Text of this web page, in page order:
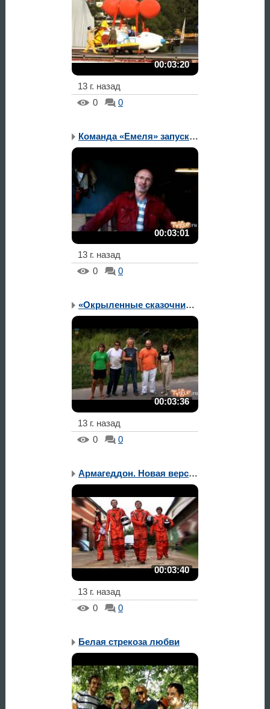
00:03:20
13 г. назад
0
0
Команда «Емеля» запуска...
00:03:01
13 г. назад
0
0
«Окрыленные сказочники»...
00:03:36
13 г. назад
0
0
Армагеддон. Новая версия
00:03:40
13 г. назад
0
0
Белая стрекоза любви